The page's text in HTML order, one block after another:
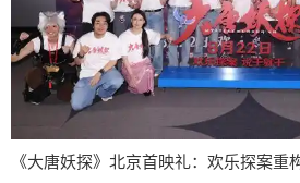
《大唐妖探》北京首映礼：欢乐探案重